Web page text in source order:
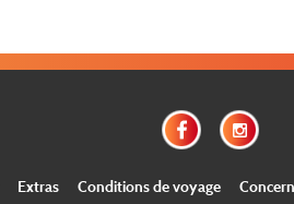
Extras Conditions de voyage